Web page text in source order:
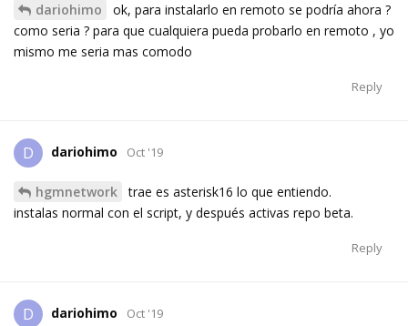
dariohimo
ok, para instalarlo en remoto se podría ahora ?
como seria ? para que cualquiera pueda probarlo en remoto , yo
mismo me seria mas comodo
Reply
D dariohimo Oct '19
hgmnetwork trae es asterisk16 lo que entiendo.
instalas normal con el script, y después activas repo beta.
Reply
D dariohimo Oct '19